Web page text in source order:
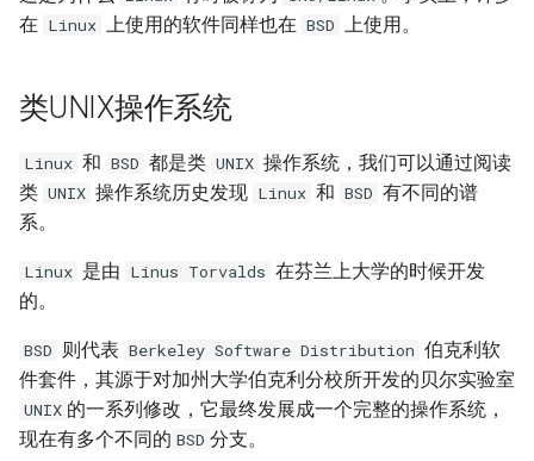
创建 AnythingLLM 个人知识
使用 DeepSeek-R1 模型写代
本地部署 DeepSeek-R1 模型
最多的容器？
如何更改 Docker 网桥默认的
网段地址？
如何删除 无效的(none)
Docker镜像？
Django 应用？
如何自定义 Django 镜像？
Kubernetes 集群-维护节点
Kubernetes 集群-添加节点
Kubernetes 集群-删除节点
Kubernetes 集群-数据备份
Kubernetes 实战-暴露应用
Kubernetes 实战-资源限制
Flask框架中使用Redis(一)
使用 Python 计算中位数
Mkdocs 谷歌字体加载失败
如何判断 Python 变量的类
如何使用 Sorted 对字典排
序？
的主机池
XenServer 虚拟机安装 guest-
tools
Windows Server 2012R2 配置
Hyper-V
XenServer PV模式导致程序
coredump
XenServer 虚拟机无法识别全
部CPU
XenServer 虚拟机无法安装系
使用
HTTP_X_FORWARDED_FOR
获取客户端IP地址
阿里云SLB HTTP to HTTPS
Nginx limit_rate 限速模块
Nginx 自定义日志
Nginx echo 模块
进行压力测试？
Mysql initialization 重新初始
化系统库
Mysql 存储过程
Postgresql 授权只读用户
Postgresql使用 pg_dumpall
Postgresql 备份脚本
Postgresql 客户端 psql
Ubuntu 安装 flash浏览器插件
Ubuntu 16.04 终端使用多标签
页
Ubuntu 安装 virtualbox 5.1
Ubuntu 音频编辑软件 audacity
Ubuntu 16.04 LTS
Ubuntu 安装 xmind
Ubuntu 密码管理软件
keepassx
ping Time to live exceeded
TCP time wait bucket table
overflow
使用RIP协议实现桌面到容器
网络通信
NAT网关支持pptp穿透
例
Cisco 3560X 升级 License
Jenkins 配置 Nodejs 持续集
Jenkins 配置 Gogs webhook
使用 jenkins 与 docker 完成
java 项目持续集成
Jenkins 持续集成工具
Maven 入门
部署 Maven
Zabbix latest data 排错好帮手
Zabbix 监控 Mysql慢查询日
志
Zabbix 监控 Redis 与
Memcache
Zabbix 主机克隆
Zabbix 监控交换机带宽
Zabbix 配置macro变量
Git reset 版本回退
Git 钩子
php_codesniffer
Git merge 合并分支
Git 版本升级
Git 配置代理
MooseFS 2.x 错误信息
MooseFS 2.x 分布式文件系统
部署手册
MegaSAS RAID卡管理程序
MegaCLI
固态磁盘检测工具
CentOS Ignoring disk sda
Windows Server 2012R2
Windows print 相关命令
Windows Server 2012R2 显示
网络图标
Windows 查看文件的隐藏属
性
Windows arp 命令
Windows Thin PC
过程
MySQL安全漏洞 CCVE-2016-
6662
没有VPC的阿里金融云安全
吗？
transport-security 保护
动态CDN保护网站与网站加速
在 Linux 上使用的软件同样也在 BSD 上使用。
类UNIX操作系统
Linux 和 BSD 都是类 UNIX 操作系统，我们可以通过阅读
类 UNIX 操作系统历史发现 Linux 和 BSD 有不同的谱
系。
Linux 是由 Linus Torvalds 在芬兰上大学的时候开发
的。
BSD 则代表 Berkeley Software Distribution 伯克利软
件套件，其源于对加州大学伯克利分校所开发的贝尔实验室
UNIX 的一系列修改，它最终发展成一个完整的操作系统，
现在有多个不同的 BSD 分支。